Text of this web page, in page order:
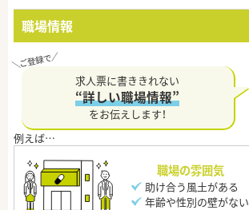
職場情報
求人票に書ききれない
“詳しい職場情報”
をお伝えします！
職場の雰囲気
助け合う風土がある
年齢や性別の壁がない